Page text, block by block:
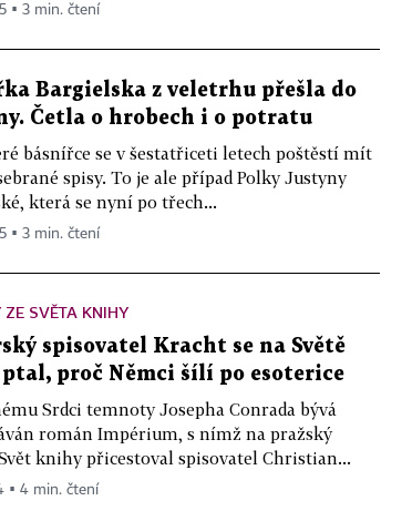
▪ 3 min. čtení
Bargielska z veletrhu přešla do
Četla o hrobech i o potratu
básnířce se v šestatřiceti letech poštěstí mít
spisy. To je ale případ Polky Justyny
která se nyní po třech...
▪ 3 min. čtení
ZE SVĚTA KNIHY
spisovatel Kracht se na Světě
proč Němci šílí po esoterice
Srdci temnoty Josepha Conrada bývá
román Impérium, s nímž na pražský
knihy přicestoval spisovatel Christian...
▪ 4 min. čtení